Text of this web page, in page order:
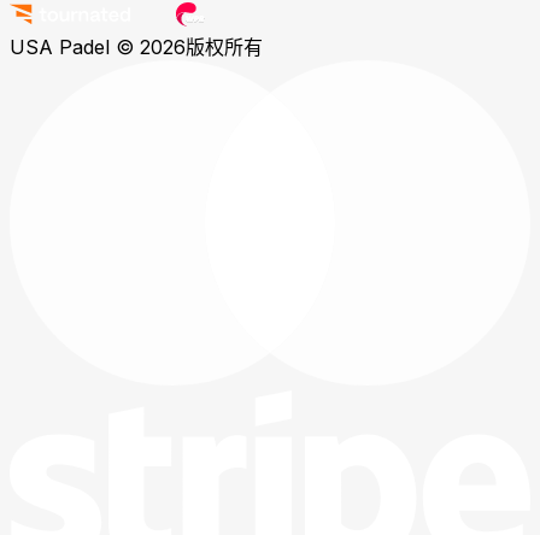
USA Padel © 2026版权所有